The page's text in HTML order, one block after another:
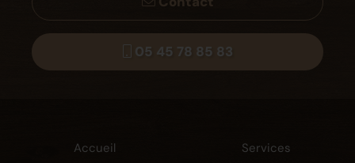
05 45 78 85 83
Accueil
Services